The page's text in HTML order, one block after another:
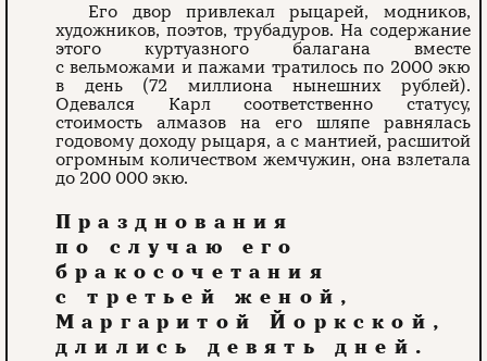
Его двор привлекал рыцарей, модников,
художников, поэтов, трубадуров. На содержание
этого куртуазного балагана вместе
с вельможами и пажами тратилось по 2000 экю
в день (72 миллиона нынешних рублей).
Одевался Карл соответственно статусу,
стоимость алмазов на его шляпе равнялась
годовому доходу рыцаря, а с мантией, расшитой
огромным количеством жемчужин, она взлетала
до 200 000 экю.
Празднования
по случаю его
бракосочетания
с третьей женой,
Маргаритой Йоркской,
длились девять дней.